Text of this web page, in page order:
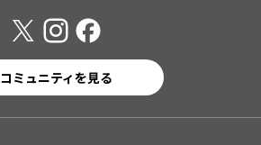
コミュニティを見る